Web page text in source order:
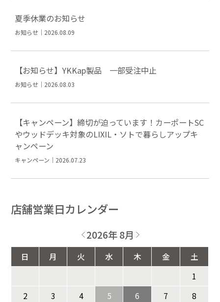
夏季休業のお知らせ
お知らせ｜2026.08.09
【お知らせ】YKKap製品 一部受注中止
お知らせ｜2026.08.03
【キャンペーン】締切が迫っています！カーポートSC
やウッドデッキ対象のLIXIL・ソトで暮らしアップキ
ャンペーン
キャンペーン｜2026.07.23
店舗営業日カレンダー
2026年 8月
日 月 火 水 木 金
土
1
2
3 4 5 6 7
8